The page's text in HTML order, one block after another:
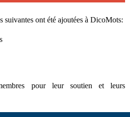
suivantes ont été ajoutées à DicoMots:
pour leur soutien et leurs